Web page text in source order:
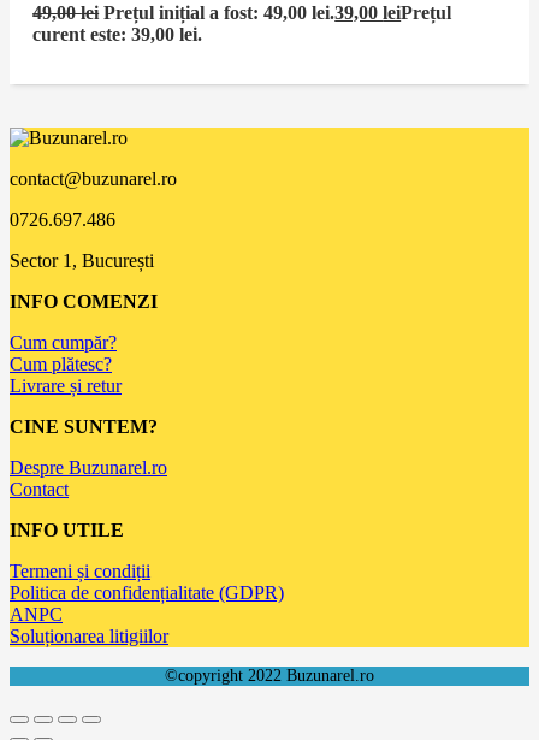
49,00lei Prețul inițial a fost: 49,00 lei.39,00leiPrețul
curent este: 39,00 lei.
contact@buzunarel.ro
0726.697.486
Sector 1, București
INFO COMENZI
Cum cumpăr?
Cum plătesc?
Livrare și retur
CINE SUNTEM?
Despre Buzunarel.ro
Contact
INFO UTILE
Termeni și condiții
Politica de confidențialitate (GDPR)
ANPC
Soluționarea litigiilor
©copyright 2022 Buzunarel.ro